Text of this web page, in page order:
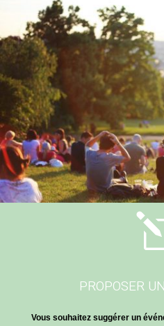
PROPOSER
Vous souhaitez suggérer un